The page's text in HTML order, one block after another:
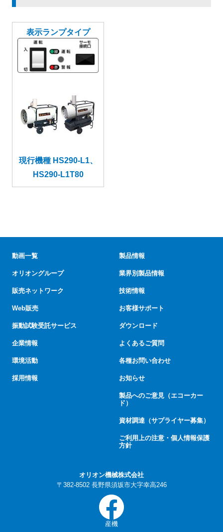
表示ランプタイプ
現行機種 HS290-L1、
HS290-L1T80
動画一覧
オリオングループ
販売ネットワーク
Web販売
振動試験受託サービス
企業情報
環境活動
採用情報
製品情報
業界別製品情報
技術情報
お客様サポート
ダウンロード
よくあるご質問
各種お問い合わせ
お知らせ
製品へのご意見（エコーカー
ド）
資材調達（サプライヤー募集）
ご利用上の注意・個人情報保護
方針
オリオン機械株式会社
〒382-8502 長野県須坂市大字幸高246
産機